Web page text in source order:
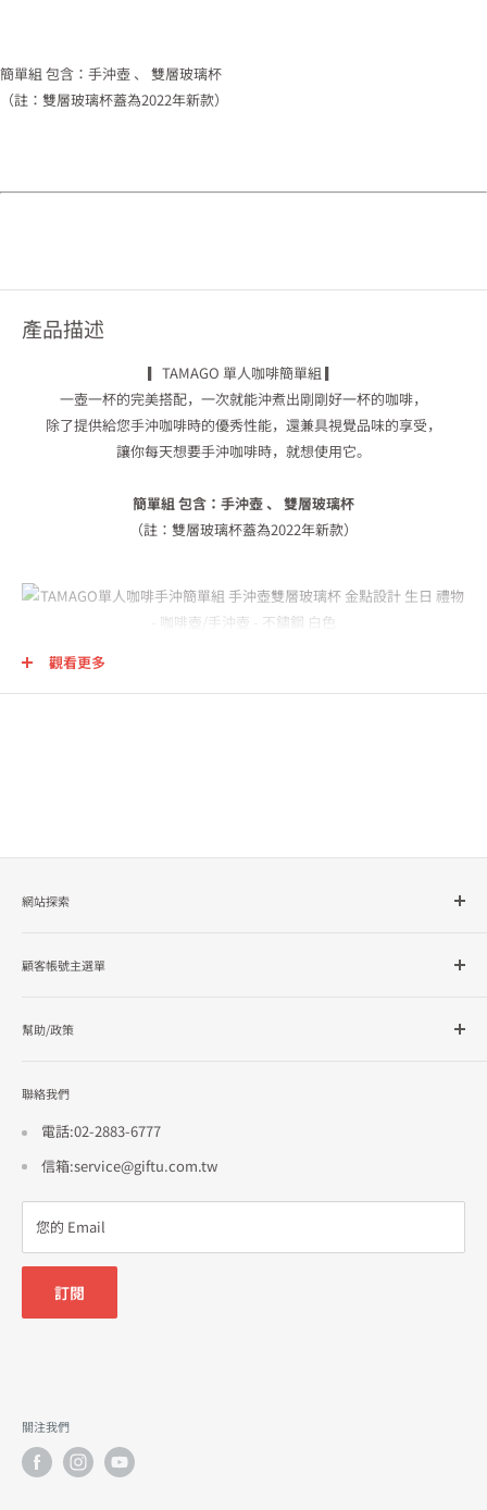
簡單組 包含：手沖壺 、 雙層玻璃杯
（註：雙層玻璃杯蓋為2022年新款）
產品描述
▎TAMAGO 單人咖啡簡單組 ▎
一壺一杯的完美搭配，一次就能沖煮出剛剛好一杯的咖啡，
除了提供給您手沖咖啡時的優秀性能，還兼具視覺品味的享受，
讓你每天想要手沖咖啡時，就想使用它。
簡單組 包含：手沖壺 、 雙層玻璃杯
（註：雙層玻璃杯蓋為2022年新款）
觀看更多
網站探索
品牌總覽
顧客帳號主選單
訂單查詢
幫助/政策
使用條款
招商合作
聯絡我們
電話:02-2883-6777
信箱:service@giftu.com.tw
您的 Email
訂閱
關注我們